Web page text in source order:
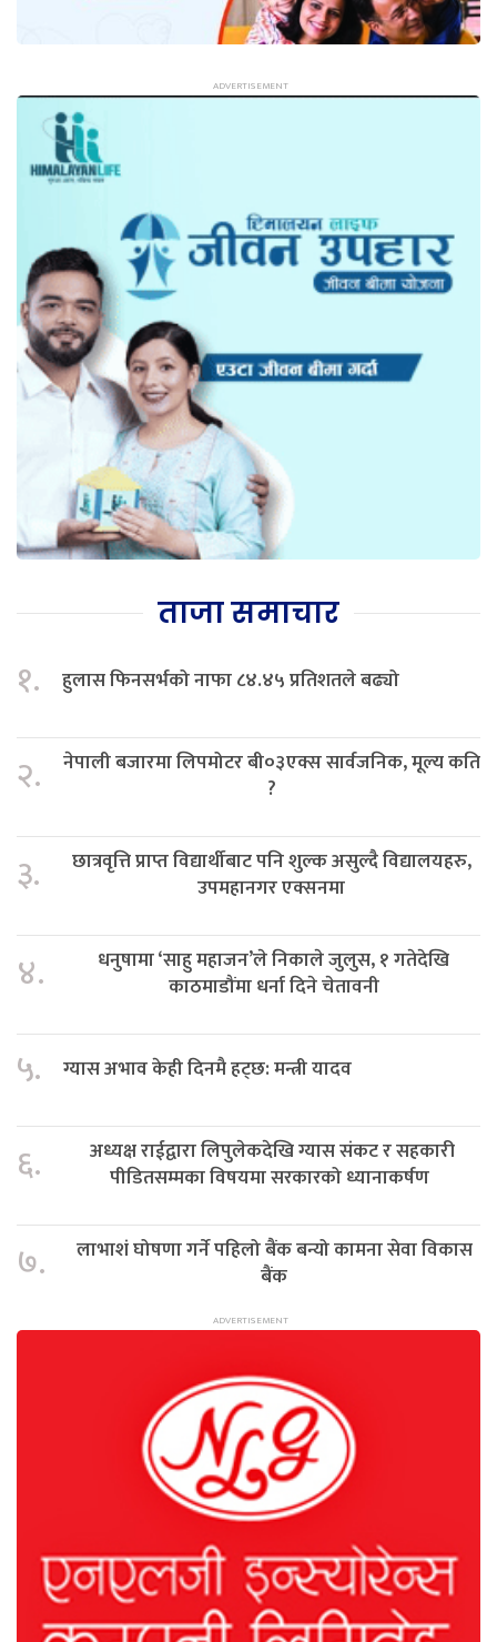
ताजा समाचार
१. हुलास फिनसर्भको नाफा ८४.४५ प्रतिशतले बढ्यो
२.
नेपाली बजारमा लिपमोटर बी०३एक्स सार्वजनिक, मूल्य कति
?
३.
छात्रवृत्ति प्राप्त विद्यार्थीबाट पनि शुल्क असुल्दै विद्यालयहरु,
उपमहानगर एक्सनमा
४.
धनुषामा ‘साहु महाजन’ले निकाले जुलुस, १ गतेदेखि
काठमाडौंमा धर्ना दिने चेतावनी
५. ग्यास अभाव केही दिनमै हट्छ: मन्त्री यादव
६.
अध्यक्ष राईद्वारा लिपुलेकदेखि ग्यास संकट र सहकारी
पीडितसम्मका विषयमा सरकारको ध्यानाकर्षण
७.
लाभाशं घोषणा गर्ने पहिलो बैंक बन्यो कामना सेवा विकास
बैंक